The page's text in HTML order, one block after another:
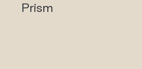
Prism